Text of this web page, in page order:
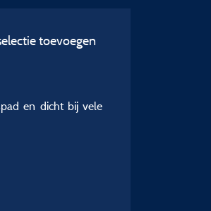
toevoegen
en dicht bij vele